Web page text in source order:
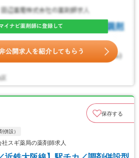
保存する
併設）
スギ薬局の薬剤師求人